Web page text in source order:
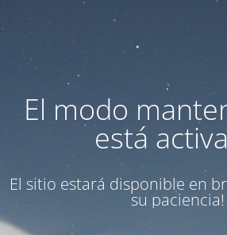
El modo
está
El sitio estará disponible en
su paciencia!